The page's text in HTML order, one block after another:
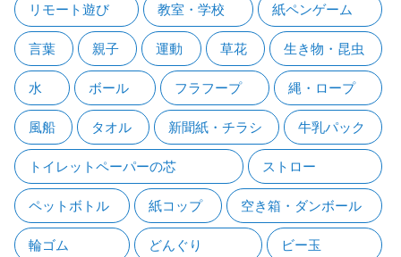
リモート遊び 教室・学校 紙ペンゲーム
言葉 親子 運動 草花 生き物・昆虫
水 ボール フラフープ 縄・ロープ
風船 タオル 新聞紙・チラシ 牛乳パック
トイレットペーパーの芯 ストロー
ペットボトル 紙コップ 空き箱・ダンボール
輪ゴム どんぐり ビー玉